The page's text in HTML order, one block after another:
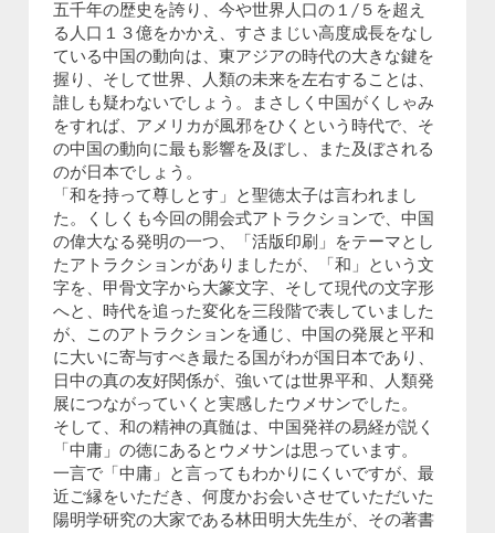
五千年の歴史を誇り、今や世界人口の１/５を超え
る人口１３億をかかえ、すさまじい高度成長をなし
ている中国の動向は、東アジアの時代の大きな鍵を
握り、そして世界、人類の未来を左右することは、
誰しも疑わないでしょう。まさしく中国がくしゃみ
をすれば、アメリカが風邪をひくという時代で、そ
の中国の動向に最も影響を及ぼし、また及ぼされる
のが日本でしょう。
「和を持って尊しとす」と聖徳太子は言われまし
た。くしくも今回の開会式アトラクションで、中国
の偉大なる発明の一つ、「活版印刷」をテーマとし
たアトラクションがありましたが、「和」という文
字を、甲骨文字から大篆文字、そして現代の文字形
へと、時代を追った変化を三段階で表していました
が、このアトラクションを通じ、中国の発展と平和
に大いに寄与すべき最たる国がわが国日本であり、
日中の真の友好関係が、強いては世界平和、人類発
展につながっていくと実感したウメサンでした。
そして、和の精神の真髄は、中国発祥の易経が説く
「中庸」の徳にあるとウメサンは思っています。
一言で「中庸」と言ってもわかりにくいですが、最
近ご縁をいただき、何度かお会いさせていただいた
陽明学研究の大家である林田明大先生が、その著書